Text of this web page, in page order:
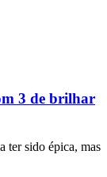
3 de brilhar
ter sido épica, mas